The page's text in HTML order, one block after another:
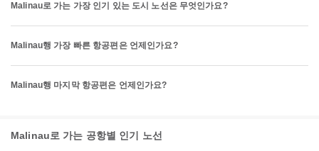
Malinau로 가는 가장 인기 있는 도시 노선은 무엇인가요?
Malinau행 가장 빠른 항공편은 언제인가요?
Malinau행 마지막 항공편은 언제인가요?
Malinau로 가는 공항별 인기 노선